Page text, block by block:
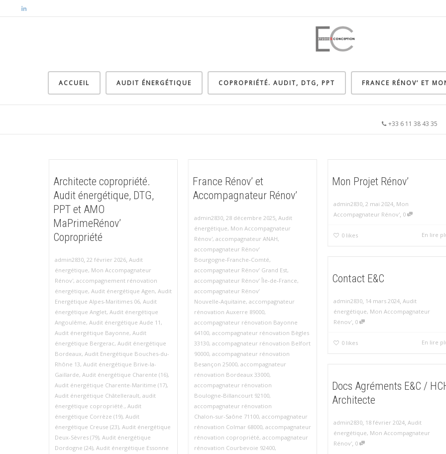
ACCUEIL AUDIT ÉNERGÉTIQUE COPROPRIÉTÉ. AUDIT, DTG, PPT FRANCE RÉNOV’ ET
+33 6 11 38 43 35
Architecte copropriété.
Audit énergétique, DTG,
PPT et AMO
MaPrimeRénov’
Copropriété
admin2830, 22 février 2026, Audit
énergétique, Mon Accompagnateur
Rénov', accompagnement rénovation
énergétique, Audit énergétique Agen, Audit
Energétique Alpes-Maritimes 06, Audit
énergétique Anglet, Audit énergétique
Angoulême, Audit énergétique Aude 11 ,
Audit énergétique Bayonne, Audit
énergétique Bergerac, Audit énergétique
Bordeaux, Audit Energétique Bouches-du-
Rhône 13, Audit énergétique Brive-la-
Gaillarde, Audit énergétique Charente (16),
Audit énergétique Charente-Maritime (17),
Audit énergétique Châtellerault, audit
énergétique copropriété., Audit
énergétique Corrèze (19), Audit
énergétique Creuse (23), Audit énergétique
Deux-Sèvres (79), Audit énergétique
Dordogne (24), Audit énergétique Essonne
France Rénov’ et
Accompagnateur Rénov’
admin2830, 28 décembre 2025, Audit
énergétique, Mon Accompagnateur
Rénov', accompagnateur ANAH,
accompagnateur Rénov’
Bourgogne‑Franche‑Comté,
accompagnateur Rénov’ Grand Est,
accompagnateur Rénov’ Île‑de‑France,
accompagnateur Rénov’
Nouvelle‑Aquitaine, accompagnateur
rénovation Auxerre 89000,
accompagnateur rénovation Bayonne
64100, accompagnateur rénovation Bègles
33130, accompagnateur rénovation Belfort
90000, accompagnateur rénovation
Besançon 25000, accompagnateur
rénovation Bordeaux 33000,
accompagnateur rénovation
Boulogne‑Billancourt 92100,
accompagnateur rénovation
Chalon‑sur‑Saône 71100, accompagnateur
rénovation Colmar 68000, accompagnateur
rénovation copropriété, accompagnateur
rénovation Courbevoie 92400,
Mon Projet Rénov’
admin2830, 2 mai 2024, Mon
Accompagnateur Rénov', 0
0 likes En lire
Contact E&C
admin2830, 14 mars 2024, Audit
énergétique, Mon Accompagnateur
Rénov', 0
0 likes En lire
Docs Agréments E&C /
Architecte
admin2830, 18 février 2024, Audit
énergétique, Mon Accompagnateur
Rénov', 0